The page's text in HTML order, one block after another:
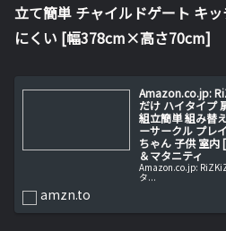
立て簡単 チャイルドゲート キ
にくい [幅378cm×高さ70cm]
Amazon.co.jp:
だけ ハイタイプ
組立簡単 組み替
ーサークル プレ
ちゃん 子供 室
＆マタニティ
Amazon.co.jp:
タ...
amzn.to